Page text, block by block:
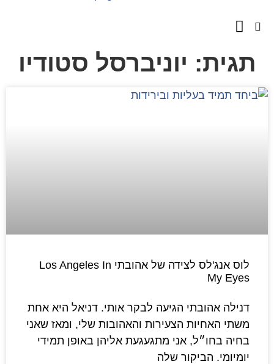
תגית: יוניברסל סטודיו
לוס אנג'לס לצידה של אהובתי Los Angeles In
My Eyes
דנילה אהובתי הגיעה לבקר אותי. דניאל היא אחת
משתי האחיות הצעירות והאהובות שלי, ומאז שאני
בחיה בחו״ל, אני מתגעגעת אליהן באופן תמידי
יומיומי. הביקור שלה